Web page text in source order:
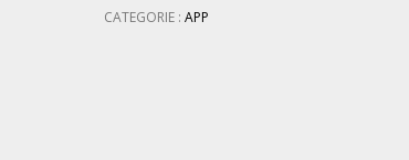
CATEGORIE : APP